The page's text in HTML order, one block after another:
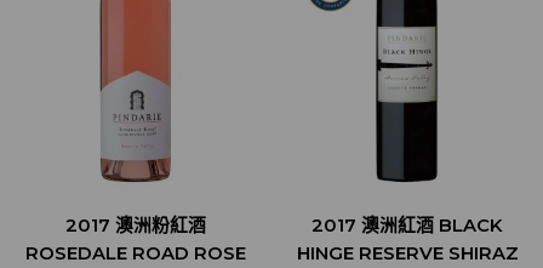
2017 澳洲粉紅酒
ROSEDALE ROAD ROSE
2017 澳洲紅酒 BLACK
HINGE RESERVE SHIRAZ